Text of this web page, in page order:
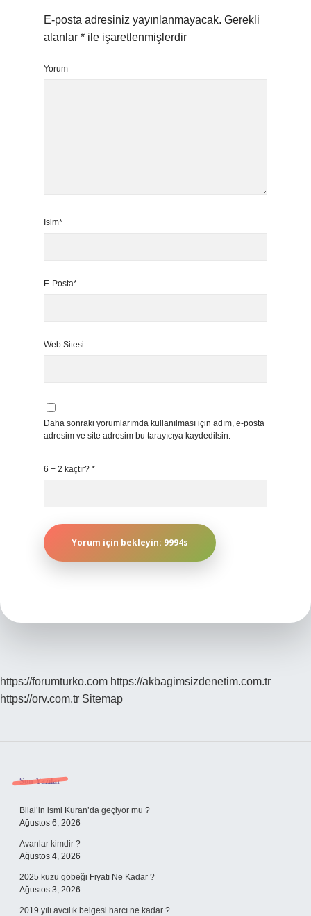
E-posta adresiniz yayınlanmayacak. Gerekli
alanlar * ile işaretlenmişlerdir
Yorum
İsim*
E-Posta*
Web Sitesi
Daha sonraki yorumlarımda kullanılması için adım, e-posta
adresim ve site adresim bu tarayıcıya kaydedilsin.
6 + 2 kaçtır? *
https://forumturko.com https://akbagimsizdenetim.com.tr
https://orv.com.tr Sitemap
Sidebar
Son Yazılar
Bilal’in ismi Kuran’da geçiyor mu ?
Ağustos 6, 2026
Avanlar kimdir ?
Ağustos 4, 2026
2025 kuzu göbeği Fiyatı Ne Kadar ?
Ağustos 3, 2026
2019 yılı avcılık belgesi harcı ne kadar ?